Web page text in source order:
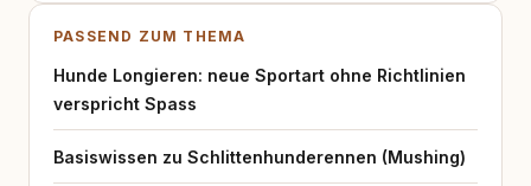
PASSEND ZUM THEMA
Hunde Longieren: neue Sportart ohne Richtlinien
verspricht Spass
Basiswissen zu Schlittenhunderennen (Mushing)